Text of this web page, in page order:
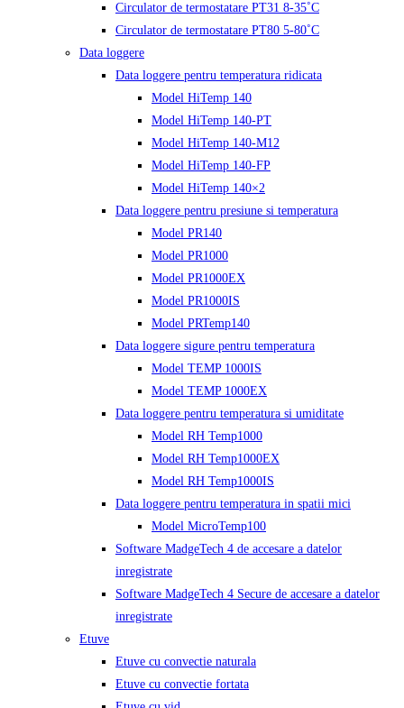
Circulator de termostatare PT31 8-35˚C
Circulator de termostatare PT80 5-80˚C
Data loggere
Data loggere pentru temperatura ridicata
Model HiTemp 140
Model HiTemp 140-PT
Model HiTemp 140-M12
Model HiTemp 140-FP
Model HiTemp 140×2
Data loggere pentru presiune si temperatura
Model PR140
Model PR1000
Model PR1000EX
Model PR1000IS
Model PRTemp140
Data loggere sigure pentru temperatura
Model TEMP 1000IS
Model TEMP 1000EX
Data loggere pentru temperatura si umiditate
Model RH Temp1000
Model RH Temp1000EX
Model RH Temp1000IS
Data loggere pentru temperatura in spatii mici
Model MicroTemp100
Software MadgeTech 4 de accesare a datelor
inregistrate
Software MadgeTech 4 Secure de accesare a datelor
inregistrate
Etuve
Etuve cu convectie naturala
Etuve cu convectie fortata